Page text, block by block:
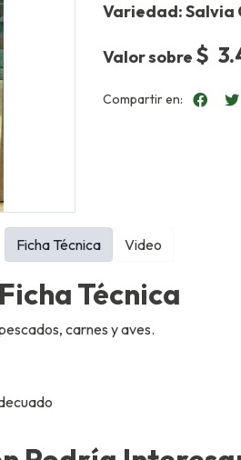
Variedad:
Valor sobre $
Compartir en:
Ficha Técnica
carnes y aves.
Ficha Técnica Video